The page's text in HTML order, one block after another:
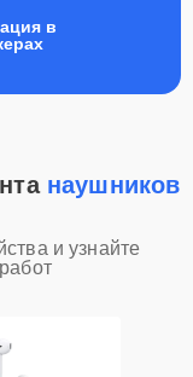
в
наушников
и узнайте